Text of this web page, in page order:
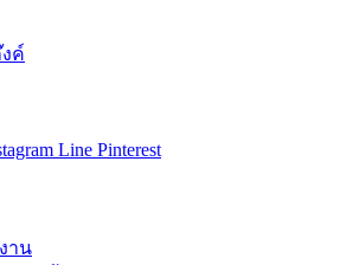
ค์
Line Pinterest
าน